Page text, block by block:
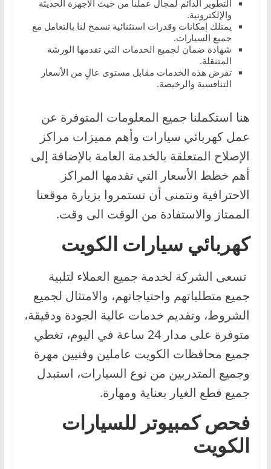
التطوير الدائم لمجال عملنا من حيث الأجهزة الحديثة
والإلكترونية.
يمتلك إمكانات وقدرات استثنائية تسمح لنا بالتعامل مع
جميع السيارات.
شهادة ضمان لجميع الخدمات التي تقدمها الورشة
المتنقلة.
تفرض هذه الخدمات مقابل مستوى عالٍ من الأسعار
التنافسية والرخيصة.
هنا استكملنا جميع المعلومات المتوفرة عن
عمل كهربائي سيارات وأهم مميزات مراكز
الإصلاح المتعلقة بالخدمة العامة بالإضافة إلى
أهم خطط الأسعار التي تقدمها المراكز
الاحترافية ونتمنى أن تستمروا بزيارة موقعنا
الممتاز والاستفادة من الوقت الى وقت.
كهربائي سيارات الكويت
تسعى الشركة لخدمة جميع العملاء لتلبية
جميع متطلباتهم واحتياجاتهم، والامتثال لجميع
الشروط، وتقديم خدمات عالية الجودة ودقيقة،
متوفرة على مدار 24 ساعة في اليوم، تغطي
جميع محافظات الكويت عاملين وفنيين مهرة
وجميع المتدربين من نوع السيارات، استبدل
جميع قطع الغيار بعناية ومهارة.
فحص كمبيوتر للسيارات
الكويت